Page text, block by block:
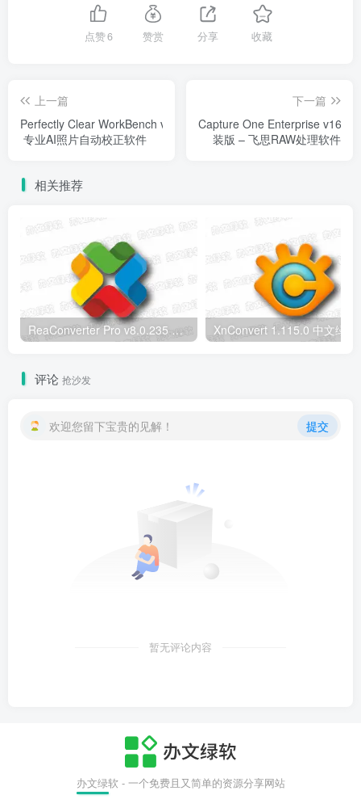
点赞6 赞赏 分享 收藏
上一篇
Perfectly Clear WorkBench v5.1.1.3219 –
专业AI照片自动校正软件
下一篇
Capture One Enterprise
装版 – 飞思RAW处理软件
相关推荐
ReaConverter Pro v8.0.235 便携版 – 批量图片转换处理工具
评论 抢沙发
欢迎您留下宝贵的见解！ 提交
暂无评论内容
办文绿软 - 一个免费且又简单的资源分享网站